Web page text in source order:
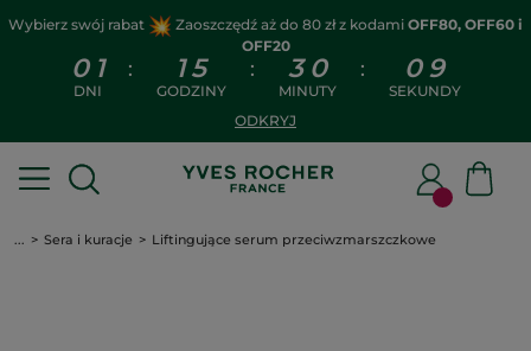
Wybierz swój rabat Zaoszczędź aż do 80 zł z kodami OFF80, OFF60 i
OFF20
0 1
DNI
: 1 5
GODZINY
: 3 0
MINUTY
: 0 8
SEKUNDY
ODKRYJ
... Sera i kuracje Liftingujące serum przeciwzmarszczkowe